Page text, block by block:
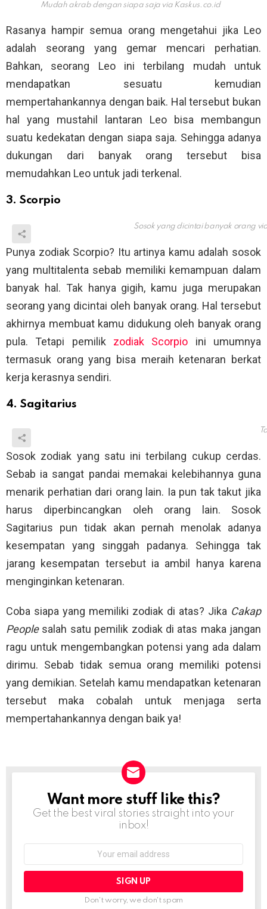
Mudah akrab dengan siapa saja via Kaskus.co.id
Rasanya hampir semua orang mengetahui jika Leo
adalah seorang yang gemar mencari perhatian.
Bahkan, seorang Leo ini terbilang mudah untuk
mendapatkan sesuatu kemudian
mempertahankannya dengan baik. Hal tersebut bukan
hal yang mustahil lantaran Leo bisa membangun
suatu kedekatan dengan siapa saja. Sehingga adanya
dukungan dari banyak orang tersebut bisa
memudahkan Leo untuk jadi terkenal.
3. Scorpio
Sosok yang dicintai banyak orang
Punya zodiak Scorpio? Itu artinya kamu adalah sosok
yang multitalenta sebab memiliki kemampuan dalam
banyak hal. Tak hanya gigih, kamu juga merupakan
seorang yang dicintai oleh banyak orang. Hal tersebut
akhirnya membuat kamu didukung oleh banyak orang
pula. Tetapi pemilik zodiak Scorpio ini umumnya
termasuk orang yang bisa meraih ketenaran berkat
kerja kerasnya sendiri.
4. Sagitarius
Sosok zodiak yang satu ini terbilang cukup cerdas.
Sebab ia sangat pandai memakai kelebihannya guna
menarik perhatian dari orang lain. Ia pun tak takut jika
harus diperbincangkan oleh orang lain. Sosok
Sagitarius pun tidak akan pernah menolak adanya
kesempatan yang singgah padanya. Sehingga tak
jarang kesempatan tersebut ia ambil hanya karena
menginginkan ketenaran.
Coba siapa yang memiliki zodiak di atas? Jika Cakap
People salah satu pemilik zodiak di atas maka jangan
ragu untuk mengembangkan potensi yang ada dalam
dirimu. Sebab tidak semua orang memiliki potensi
yang demikian. Setelah kamu mendapatkan ketenaran
tersebut maka cobalah untuk menjaga serta
mempertahankannya dengan baik ya!
NEWSLETTER
Want more stuff like this?
Get the best viral stories straight into your
inbox!
Don't worry, we don't spam